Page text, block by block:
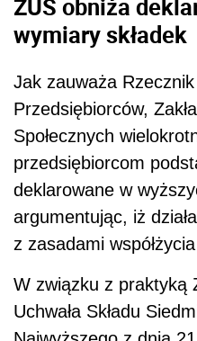
ZUS obniża
wymiary składek
Jak zauważa
Przedsiębiorców,
Społecznych
przedsiębiorcom
deklarowane w
argumentując, iż
z zasadami
W związku z praktyką
Uchwała Składu